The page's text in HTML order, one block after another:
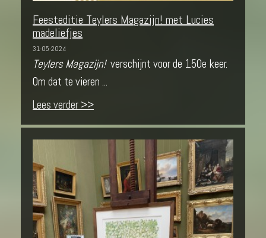
Feesteditie Teylers Magazijn! met Lucies
madeliefjes
31-05-2024
Teylers Magazijn!verschijnt voor de 150e keer.
Om dat te vieren ...
Lees verder >>